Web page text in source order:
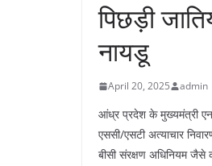
पिछड़ी
नायडू
April 20, 2025 admin
आंध्र प्रदेश के मुख्यमंत्री एन.
एससी/एसटी अत्याचार
बीसी संरक्षण अधिनियम